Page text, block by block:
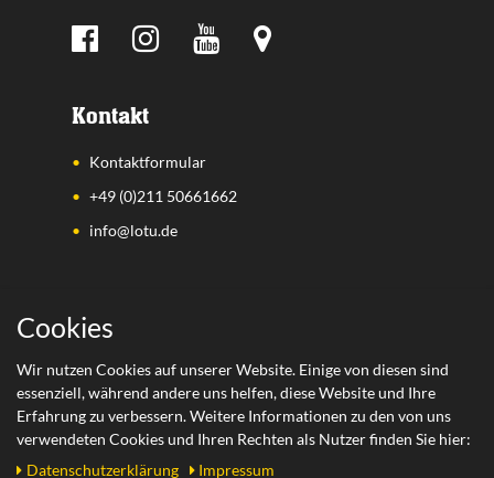
Kontakt
Kontaktformular
+49 (0)211 50661662
info@lotu.de
Wichtige Links
Zahlungsarten
Versand
Cookies
Wir nutzen Cookies auf unserer Website. Einige von diesen sind
essenziell, während andere uns helfen, diese Website und Ihre
Erfahrung zu verbessern. Weitere Informationen zu den von uns
verwendeten Cookies und Ihren Rechten als Nutzer finden Sie hier:
Daten­schutz­erklärung
Impressum